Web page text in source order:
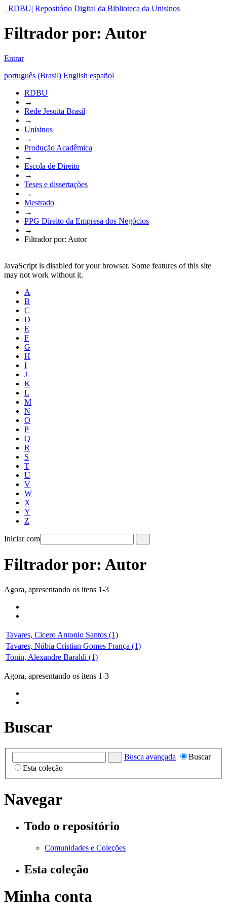
RDBU| Repositório Digital da Biblioteca da Unisinos
Filtrador por: Autor
Entrar
português (Brasil) English español
RDBU
→
Rede Jesuíta Brasil
→
Unisinos
→
Produção Acadêmica
→
Escola de Direito
→
Teses e dissertações
→
Mestrado
→
PPG Direito da Empresa dos Negócios
→
Filtrador por: Autor
JavaScript is disabled for your browser. Some features of this site
may not work without it.
A
B
C
D
E
F
G
H
I
J
K
L
M
N
O
P
Q
R
S
T
U
V
W
X
Y
Z
Iniciar com
Filtrador por: Autor
Agora, apresentando os itens 1-3
Tavares, Cicero Antonio Santos (1)
Tavares, Núbia Crístian Gomes França (1)
Tonin, Alexandre Baraldi (1)
Agora, apresentando os itens 1-3
Buscar
Busca avançada
Buscar
Esta coleção
Navegar
Todo o repositório
Comunidades e Coleções
Esta coleção
Minha conta